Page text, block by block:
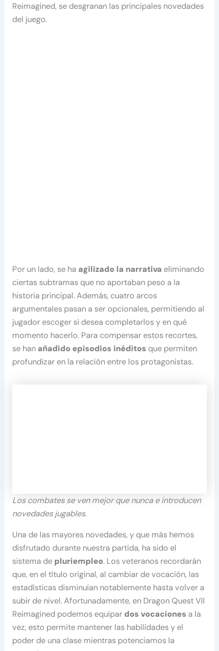
Reimagined, se desgranan las principales novedades
del juego.
Por un lado, se ha agilizado la narrativa eliminando
ciertas subtramas que no aportaban peso a la
historia principal. Además, cuatro arcos
argumentales pasan a ser opcionales, permitiendo al
jugador escoger si desea completarlos y en qué
momento hacerlo. Para compensar estos recortes,
se han añadido episodios inéditos que permiten
profundizar en la relación entre los protagonistas.
Los combates se ven mejor que nunca e introducen
novedades jugables.
Una de las mayores novedades, y que más hemos
disfrutado durante nuestra partida, ha sido el
sistema de pluriempleo. Los veteranos recordarán
que, en el título original, al cambiar de vocación, las
estadísticas disminuían notablemente hasta volver a
subir de nivel. Afortunadamente, en Dragon Quest VII
Reimagined podemos equipar dos vocaciones a la
vez, esto permite mantener las habilidades y el
poder de una clase mientras potenciamos la